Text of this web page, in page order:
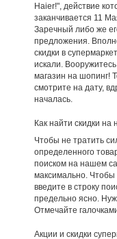
Haier!", действие
заканчивается 11
Заречный либо же
предложения.
скидки в
искали.
магазин на шопинг!
смотрите на дату,
началась.
Как найти скидки на
Чтобы не тратить
определенного
поиском на нашем
максимально. Чтобы
введите в строку
предельно ясно.
Отмечайте
Акции и скидки